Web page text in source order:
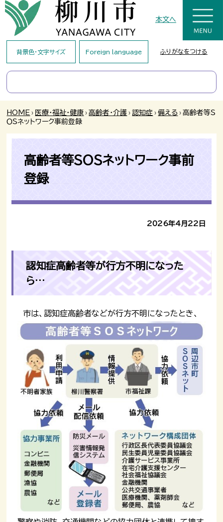
本文へ
背景色・文字サイズ Foreign language ふりがなをつける
HOME › 医療・福祉・健康 › 高齢者・介護 › 認知症 › 備える › 高齢者等Ｓ
ＯＳネットワーク事前登録
高齢者等ＳＯＳネットワーク事前
登録
2026年4月22日
認知症高齢者等が行方不明になった
ら…
市は、認知症高齢者などが行方不明になったとき、